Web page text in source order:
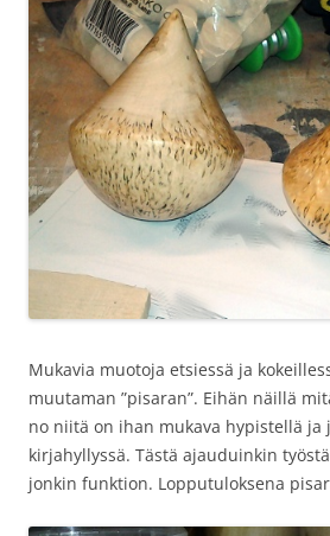
Mukavia muotoja etsiessä ja
muutaman ”pisaran”. Eihän näillä
no niitä on ihan mukava hypistellä ja
kirjahyllyssä. Tästä ajauduinkin
jonkin funktion. Lopputuloksena